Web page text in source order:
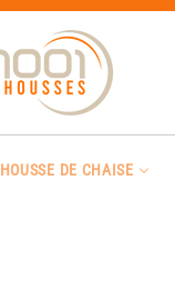
HOUSSE DE CHAISE